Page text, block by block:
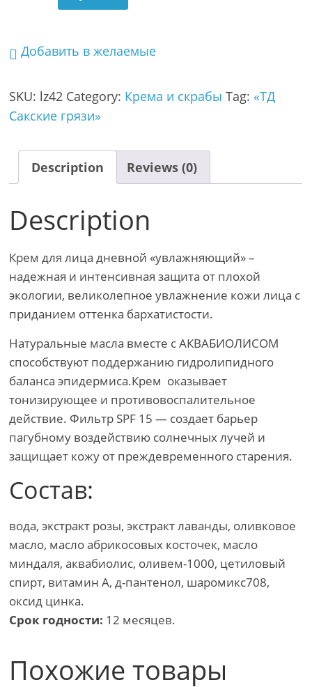
Добавить в желаемые
SKU: lz42 Category: Крема и скрабы Tag:«ТД
Сакские грязи»
Description Reviews (0)
Description
Крем для лица дневной «увлажняющий» –
надежная и интенсивная защита от плохой
экологии, великолепное увлажнение кожи лица с
приданием оттенка бархатистости.
Натуральные масла вместе с АКВАБИОЛИСОМ
способствуют поддержанию гидролипидного
баланса эпидермиса.Крем оказывает
тонизирующее и противовоспалительное
действие. Фильтр SPF 15 — создает барьер
пагубному воздействию солнечных лучей и
защищает кожу от преждевременного старения.
Состав:
вода, экстракт розы, экстракт лаванды, оливковое
масло, масло абрикосовых косточек, масло
миндаля, аквабиолис, оливем-1000, цетиловый
спирт, витамин А, д-пантенол, шаромикс708,
оксид цинка.
Срок годности: 12 месяцев.
Похожие товары